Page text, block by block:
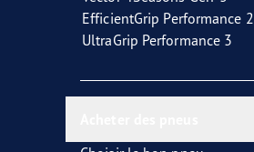
EfficientGrip Performance 2
UltraGrip Performance 3